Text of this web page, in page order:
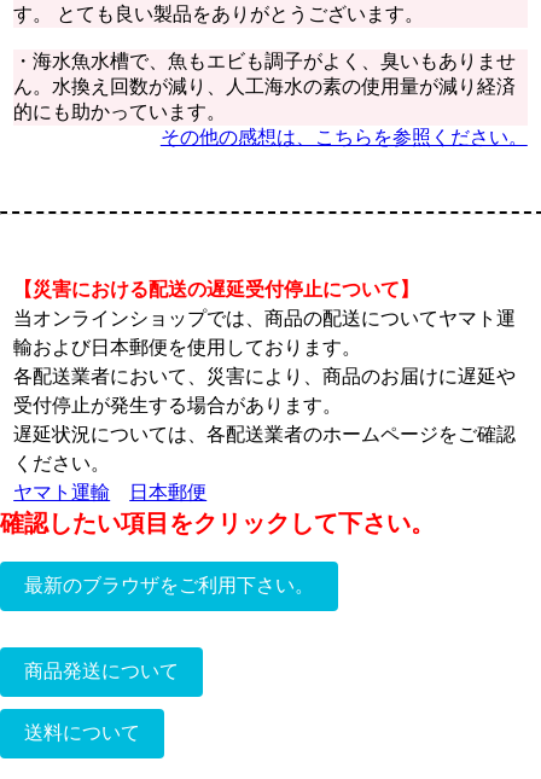
す。 とても良い製品をありがとうございます。
・海水魚水槽で、魚もエビも調子がよく、臭いもありませ
ん。水換え回数が減り、人工海水の素の使用量が減り経済
的にも助かっています。
その他の感想は、こちらを参照ください。
【災害における配送の遅延受付停止について】
当オンラインショップでは、商品の配送についてヤマト運
輸および日本郵便を使用しております。
各配送業者において、災害により、商品のお届けに遅延や
受付停止が発生する場合があります。
遅延状況については、各配送業者のホームページをご確認
ください。
ヤマト運輸
日本郵便
確認したい項目をクリックして下さい。
最新のブラウザをご利用下さい。
一部のスマートフォン等からの注文で購入者の情報やメールアドレスが
読み取れない不具合が発生しています。
（HTML5未対応のブラウザでのご注文は出来ません。）
（不具合発生例：Android2.2.2端末ブラウザMobile Safari）
ご注文完了時に、入力したメールアドレスにご注文内容の確認メールが
届きますので、
商品発送について
全てのご購入方法で土曜日曜祝日の発送は致しません。
（ご注文については、土曜日曜祝日も受け付けております。）
送料について